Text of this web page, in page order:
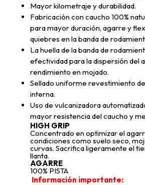
Mayor kilometraje y durabilidad.
Fabricación con caucho 100%
para mayor duración, agarre y
quiebres en la banda de
La huella de la banda de
efectividad para la dispersión del
rendimiento en mojado.
Sellado uniforme revestimiento
interna.
Uso de vulcanizadora
mayor resistencia del caucho y
HIGH GRIP
Concentrado en optimizar el
condiciones como suelo seco,
curvas. Sacrifica ligeramente el
llanta.
AGARRE
100% PISTA
Información importante: